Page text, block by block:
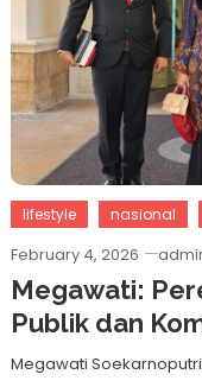
lifestyle nasional
February 4, 2026
Megawati:
Publik dan
Megawati